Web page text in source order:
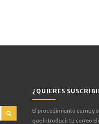
¿QUIERES
El procedimiento es muy
que introducir tu correo